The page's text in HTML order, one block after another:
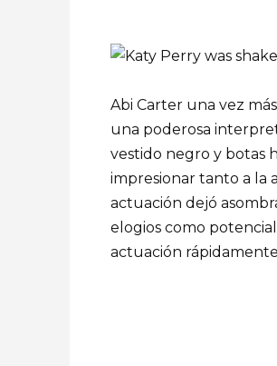
Abi Carter una vez
una poderosa
vestido negro y botas
impresionar tanto a la
actuación dejó
elogios como
actuación